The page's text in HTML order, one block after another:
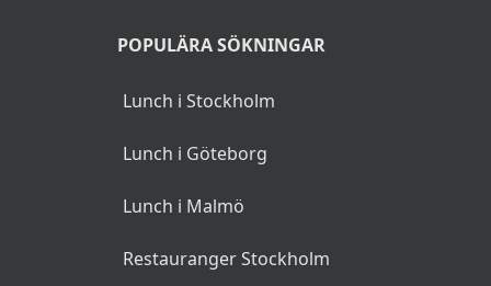
POPULÄRA SÖKNINGAR
Lunch i Stockholm
Lunch i Göteborg
Lunch i Malmö
Restauranger Stockholm